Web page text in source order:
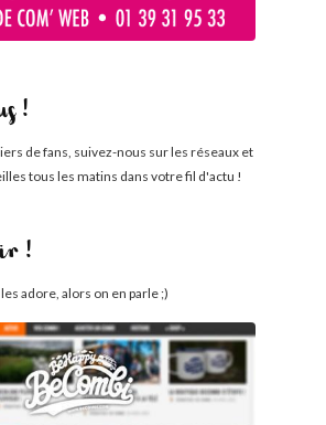
!
de fans, suivez-nous sur les réseaux et
tous les matins dans votre fil d'actu !
!
adore, alors on en parle ;)